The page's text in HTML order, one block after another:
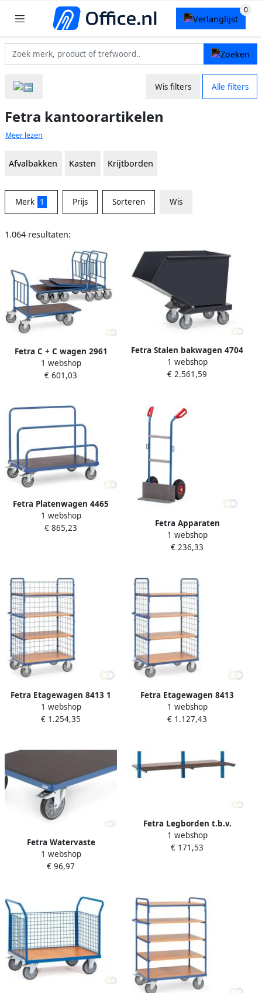
Wis filters Alle filters
Fetra kantoorartikelen
Meer lezen
Afvalbakken Kasten Krijtborden
Merk 1 Prijs Sorteren Wis
1.064 resultaten:
Fetra C + C wagen 2961
Laadvlak 1.000 x 600 mm
1 webshop
€ 601,03
Fetra Stalen bakwagen 4704
antracietgrijs aftapkraan
800 Liter 800 kg
1 webshop
€ 2.561,59
Fetra Platenwagen 4465
zonder insteekbeugels
Laadvlak 1.600 x 800 mm
1 webshop
€ 865,23
Fetra Apparaten
steekwagen 11030
Luchtbanden 260 x 85 mm
1 webshop
€ 236,33
Fetra Etagewagen 8413 1
Laadvlak 1.200 x 800 mm
1 webshop
€ 1.254,35
Fetra Etagewagen 8413
Laadvlak 1.200 x 800 mm
1 webshop
€ 1.127,43
Fetra Watervaste
platformen voor MultiVario
Meerprijs 1200 x 800 mm
1 webshop
€ 96,97
Fetra Legborden t.b.v.
Draagarmwagen 1600 x 370
mm incl.
1 webshop
€ 171,53